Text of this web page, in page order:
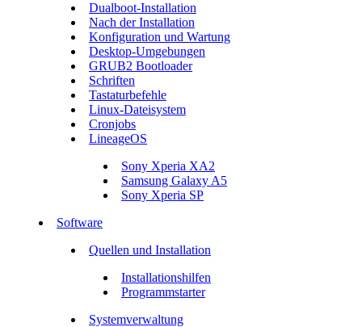
Dualboot-Installation
Nach der Installation
Konfiguration und Wartung
Desktop-Umgebungen
GRUB2 Bootloader
Schriften
Tastaturbefehle
Linux-Dateisystem
Cronjobs
LineageOS
Sony Xperia XA2
Samsung Galaxy A5
Sony Xperia SP
Software
Quellen und Installation
Installationshilfen
Programmstarter
Systemverwaltung